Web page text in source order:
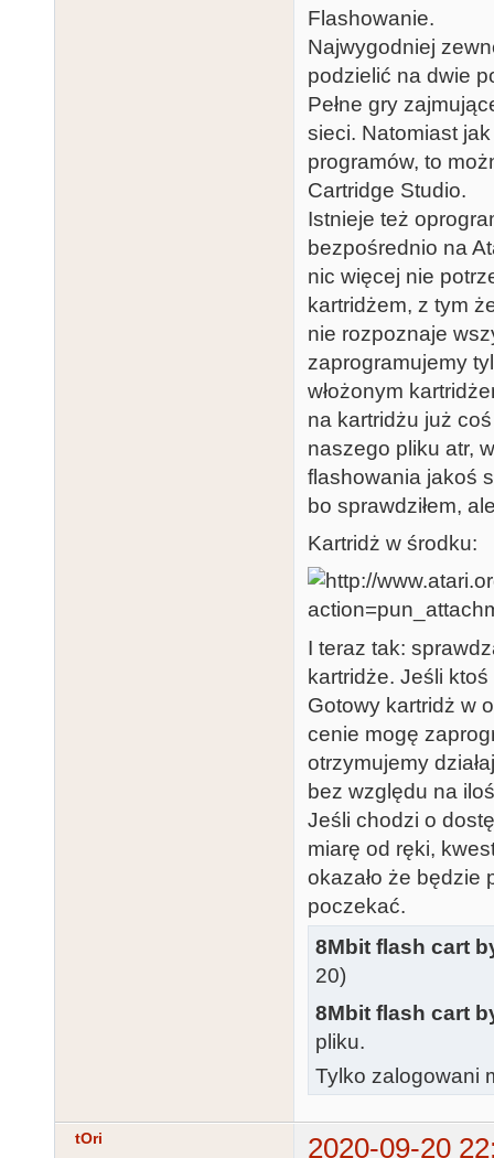
Flashowanie.
Najwygodniej
podzielić na dwie
Pełne gry
sieci. Natomiast
programów, to
Cartridge Studio.
Istnieje też
bezpośrednio na
nic więcej nie
kartridżem, z tym
nie rozpoznaje
zaprogramujemy
włożonym
na kartridżu już
naszego pliku atr,
flashowania jakoś
bo sprawdziłem,
Kartridż w środku:
I teraz tak:
kartridże. Jeśli
Gotowy kartridż w
cenie mogę
otrzymujemy
bez względu na
Jeśli chodzi o
miarę od ręki,
okazało że będzie
poczekać.
8Mbit flash cart
20)
8Mbit flash cart
pliku.
Tylko zalogowani
tOri 2020-09-20